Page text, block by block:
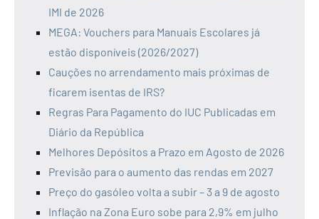
IMI de 2026
MEGA: Vouchers para Manuais Escolares já
estão disponíveis (2026/2027)
Cauções no arrendamento mais próximas de
ficarem isentas de IRS?
Regras Para Pagamento do IUC Publicadas em
Diário da República
Melhores Depósitos a Prazo em Agosto de 2026
Previsão para o aumento das rendas em 2027
Preço do gasóleo volta a subir – 3 a 9 de agosto
Inflação na Zona Euro sobe para 2,9% em julho